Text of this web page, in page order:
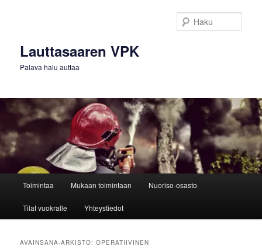
Lauttasaaren VPK
Palava halu auttaa
Toimintaa Mukaan toimintaan Nuoriso-osasto
Tilat vuokralle Yhteystiedot
AVAINSANA-ARKISTO:OPERATIIVINEN